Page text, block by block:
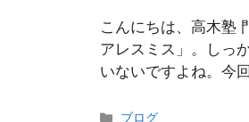
こんにちは、高木塾
アレスミス」。しっ
いないですよね。今
カ
ブログ